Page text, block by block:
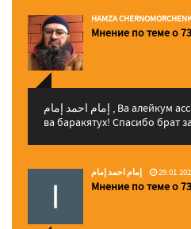
HAMZA
Мнение по теме о
إمام احمد إمام , Ва алейкум ассалам ва рахматуЛлахи
ва баракятух! Спасибо брат
إمام احمد إمام
Мнение по теме о